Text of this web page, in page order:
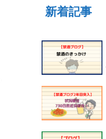
新着記事